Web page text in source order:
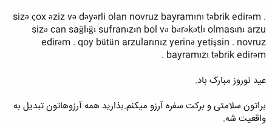
sizə çox əziz və dəyərli olan novruz bayramını təbrik edirəm .
sizə can sağlığı sufranızın bol və bərəkətlı olmasını arzu
edirəm . qoy bütün arzularınız yerinə yetişsin . novruz
bayramızı təbrik edirəm .
عید نوروز مبارک باد.
براتون سلامتی و برکت سفره آرزو میکنم.بذارید همه آرزوهاتون تبدیل به
واقعیت شه.